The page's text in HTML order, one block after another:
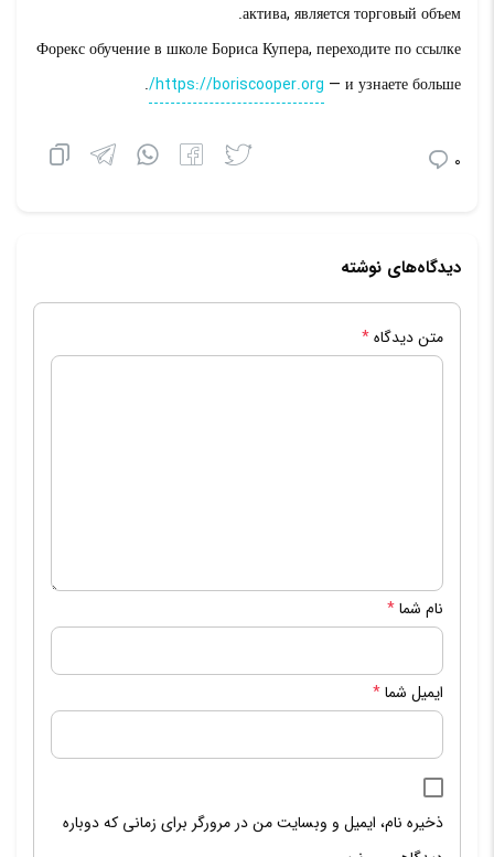
актива, является торговый объем.
Форекс обучение в школе Бориса Купера, переходите по ссылке
и узнаете больше —
https://boriscooper.org/
.
0
دیدگاه‌های نوشته
متن دیدگاه*
نام شما*
ایمیل شما*
ذخیره نام، ایمیل و وبسایت من در مرورگر برای زمانی که دوباره